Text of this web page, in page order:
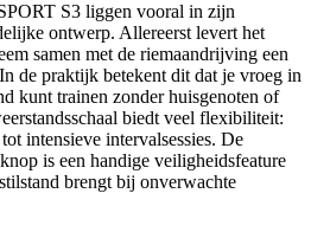
S3 liggen vooral in zijn
ontwerp. Allereerst levert het
samen met de riemaandrijving een
de praktijk betekent dit dat je vroeg in
kunt trainen zonder huisgenoten of
biedt veel flexibiliteit:
intensieve intervalsessies. De
is een handige veiligheidsfeature
brengt bij onverwachte